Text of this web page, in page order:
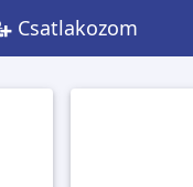
Csatlakozom